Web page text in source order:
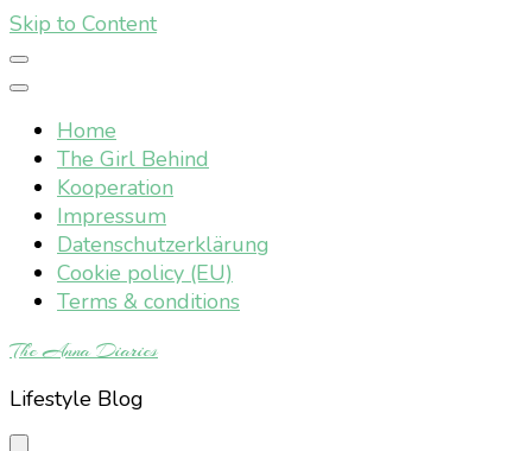
Skip to Content
Home
The Girl Behind
Kooperation
Impressum
Datenschutzerklärung
Cookie policy (EU)
Terms & conditions
The Anna Diaries
Lifestyle Blog